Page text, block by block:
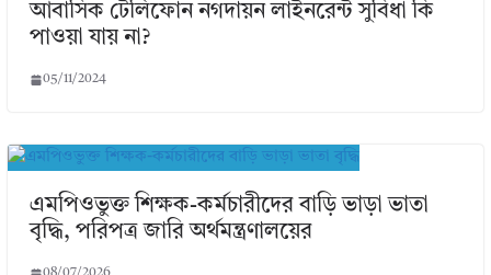
আবাসিক টেলিফোন নগদায়ন লাইনরেন্ট সুবিধা কি
পাওয়া যায় না?
05/11/2024
এমপিওভুক্ত শিক্ষক-কর্মচারীদের বাড়ি ভাড়া ভাতা
বৃদ্ধি, পরিপত্র জারি অর্থমন্ত্রণালয়ের